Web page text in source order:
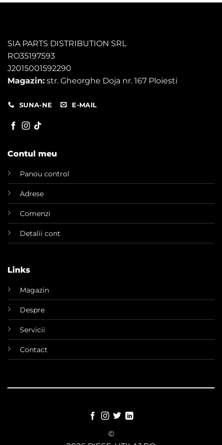
SIA PARTS DISTRIBUTION SRL
RO35197593
J2015001592290
Magazin: str. Gheorghe Doja nr. 167 Ploiesti
SUNA-NE E-MAIL
Contul meu
Panou control
Adrese
Comenzi
Detalii cont
Links
Magazin
Despre
Servicii
Contact
©